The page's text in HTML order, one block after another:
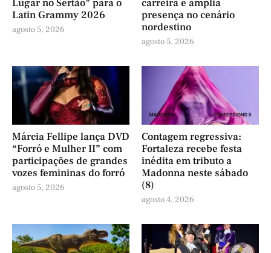
Lugar no Sertão” para o
Latin Grammy 2026
agosto 5, 2026
carreira e amplia
presença no cenário
nordestino
agosto 5, 2026
Márcia Fellipe lança DVD
“Forró e Mulher II” com
participações de grandes
vozes femininas do forró
agosto 5, 2026
Contagem regressiva:
Fortaleza recebe festa
inédita em tributo a
Madonna neste sábado
(8)
agosto 4, 2026